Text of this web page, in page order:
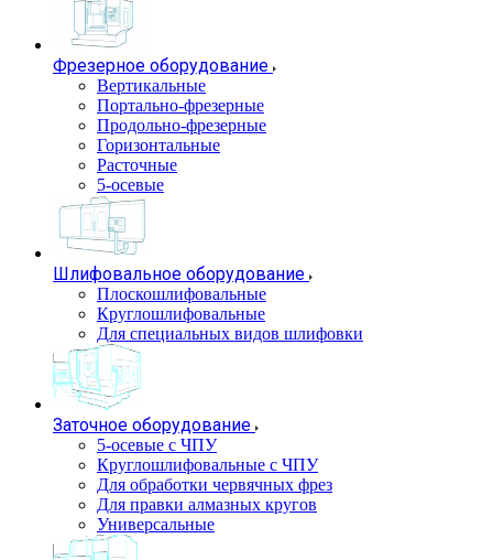
Фрезерное оборудование
Вертикальные
Портально-фрезерные
Продольно-фрезерные
Горизонтальные
Расточные
5-осевые
Шлифовальное оборудование
Плоскошлифовальные
Круглошлифовальные
Для специальных видов шлифовки
Заточное оборудование
5-осевые с ЧПУ
Круглошлифовальные с ЧПУ
Для обработки червячных фрез
Для правки алмазных кругов
Универсальные